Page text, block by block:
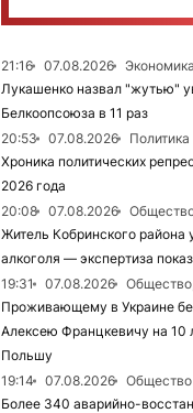
21:16 07.08.2026
Экономика
Лукашенко назвал "жутью"
Белкоопсоюза в 11 раз
20:53
07.08.2026
Политика
Хроника политических
2026 года
20:08
07.08.2026
Житель Кобринского района
алкоголя — экспертиза
19:31
07.08.2026
Проживающему в Украине
Алексею Францкевичу на 10
Польшу
19:14
07.08.2026
Общество
Более 340 аварийно-